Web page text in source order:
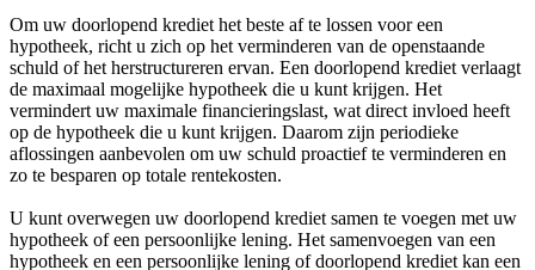
Om uw doorlopend krediet het beste af te lossen voor een
hypotheek, richt u zich op het verminderen van de openstaande
schuld of het herstructureren ervan. Een doorlopend krediet verlaagt
de maximaal mogelijke hypotheek die u kunt krijgen. Het
vermindert uw maximale financieringslast, wat direct invloed heeft
op de hypotheek die u kunt krijgen. Daarom zijn periodieke
aflossingen aanbevolen om uw schuld proactief te verminderen en
zo te besparen op totale rentekosten.
U kunt overwegen uw doorlopend krediet samen te voegen met uw
hypotheek of een persoonlijke lening. Het samenvoegen van een
hypotheek en een persoonlijke lening of doorlopend krediet kan een